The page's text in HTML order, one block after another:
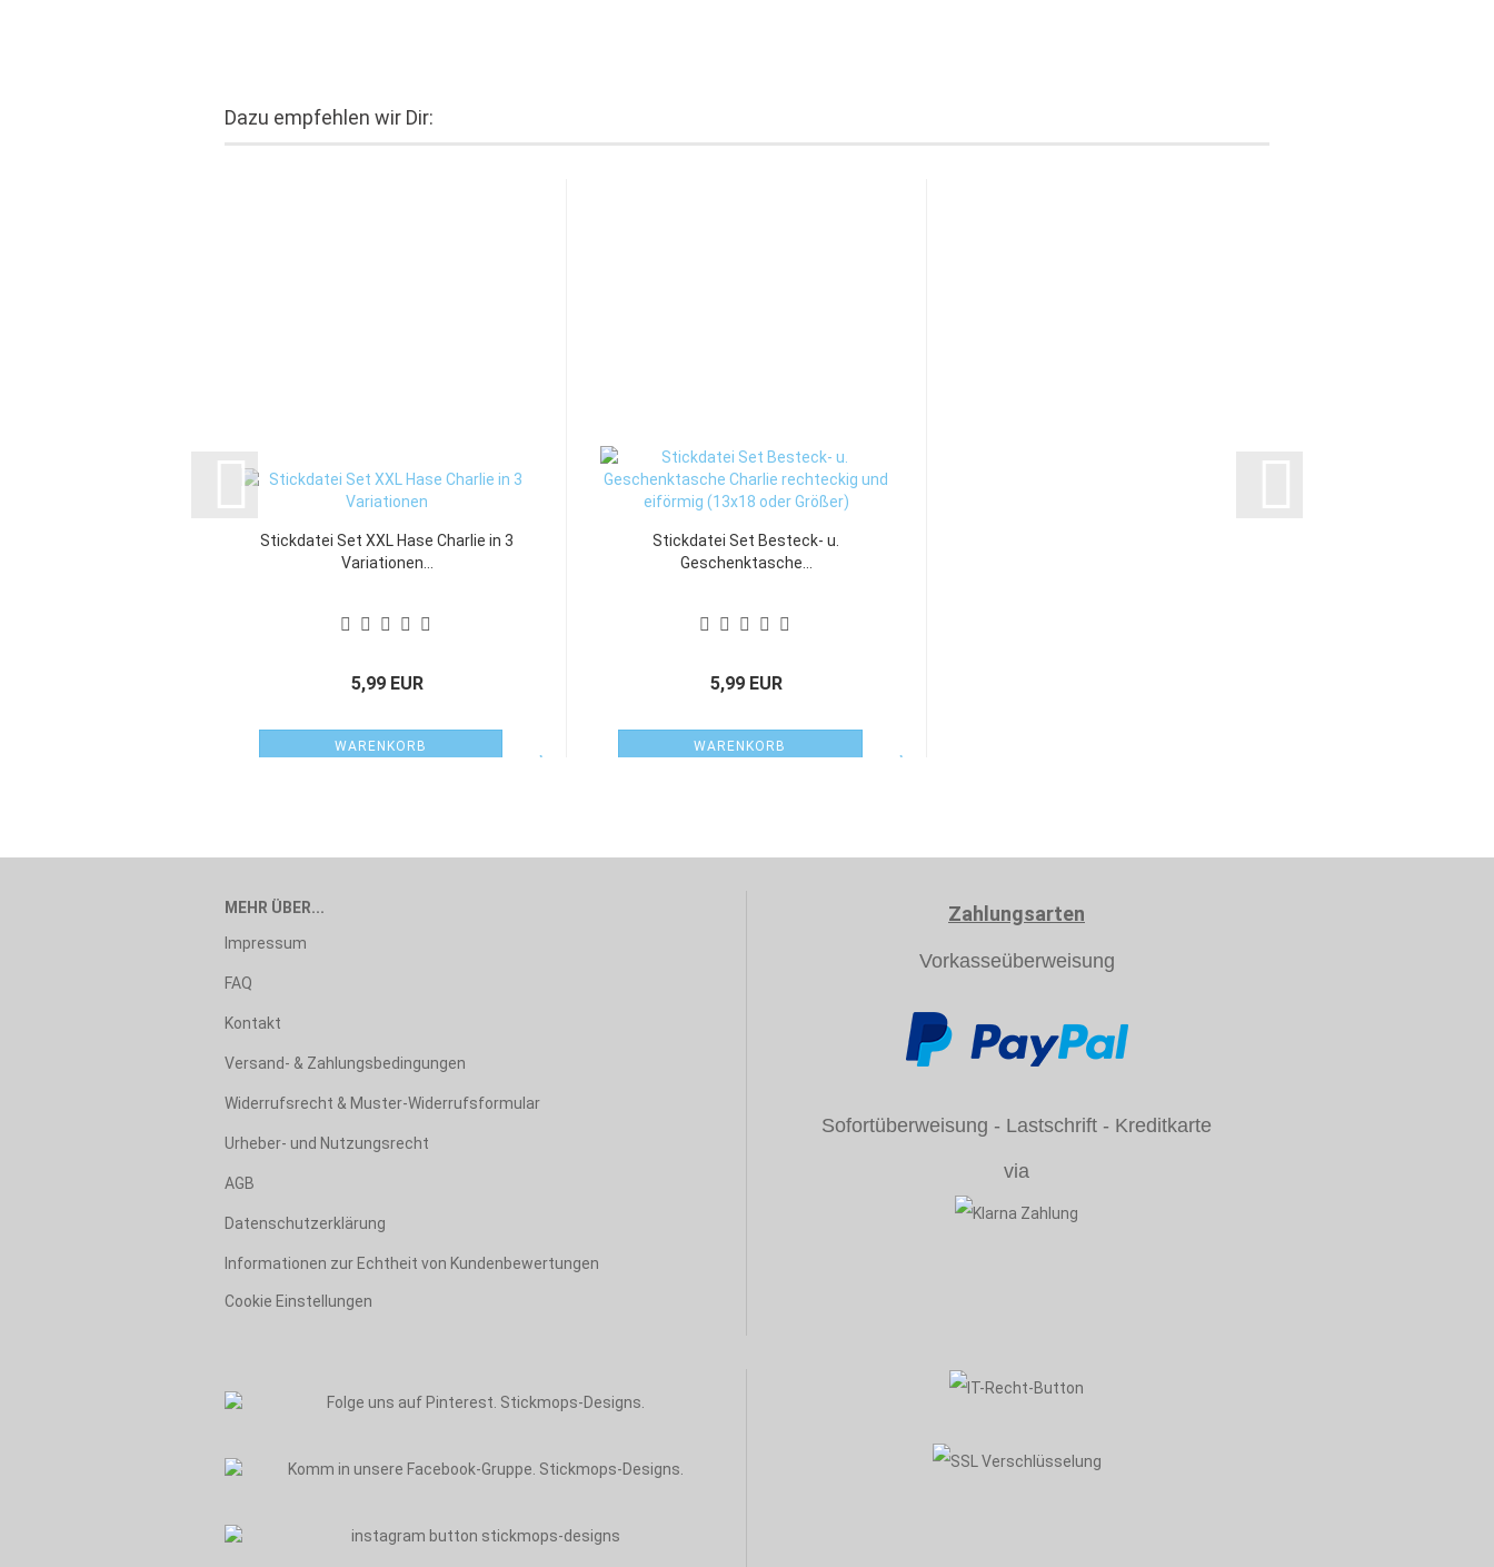
Dazu empfehlen wir Dir:
Stickdatei Set XXL Hase Charlie in 3
Variationen...
5,99 EUR
WARENKORB
Stickdatei Set Besteck- u.
Geschenktasche...
5,99 EUR
WARENKORB
MEHR ÜBER...
Impressum
FAQ
Kontakt
Versand- & Zahlungsbedingungen
Widerrufsrecht & Muster-Widerrufsformular
Urheber- und Nutzungsrecht
AGB
Datenschutzerklärung
Informationen zur Echtheit von Kundenbewertungen
Cookie Einstellungen
Zahlungsarten
Vorkasseüberweisung
Sofortüberweisung - Lastschrift - Kreditkarte
via